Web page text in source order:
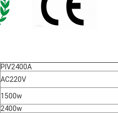
PIV2400A
AC220V
1500w
2400w